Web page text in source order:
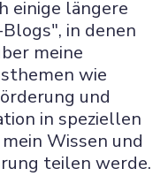
einige längere
in denen
meine
wie
und
in speziellen
Wissen und
teilen werde.